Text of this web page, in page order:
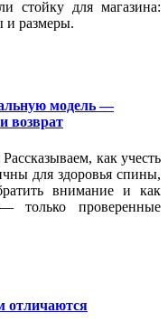
стойку для магазина:
и размеры.
модель —
возврат
как учесть
для здоровья спины,
внимание и как
только проверенные